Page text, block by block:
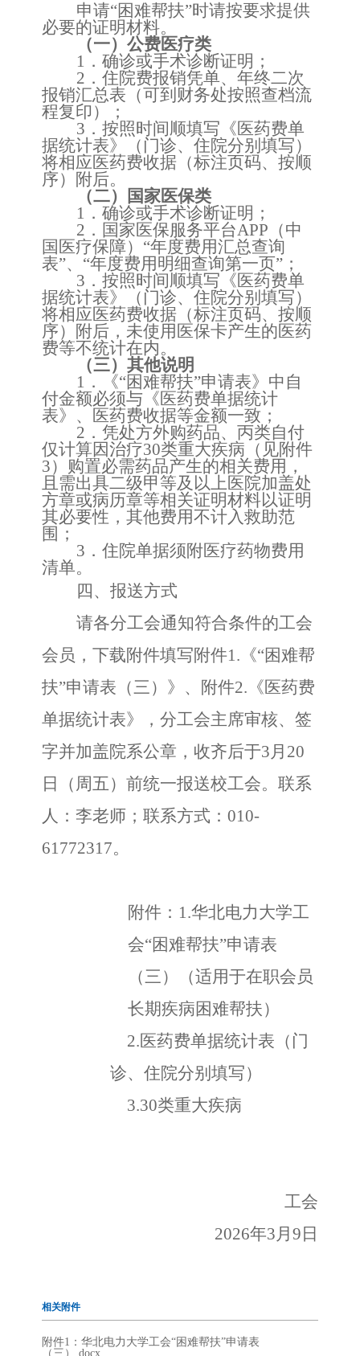
申请“困难帮扶”时请按要求提供
必要的证明材料。
（一）公费医疗类
1．确诊或手术诊断证明；
2．住院费报销凭单、年终二次
报销汇总表（可到财务处按照查档流
程复印）；
3．按照时间顺填写《医药费单
据统计表》（门诊、住院分别填写）
将相应医药费收据（标注页码、按顺
序）附后。
（二）国家医保类
1．确诊或手术诊断证明；
2．国家医保服务平台APP（中
国医疗保障）“年度费用汇总查询
表”、“年度费用明细查询第一页”；
3．按照时间顺填写《医药费单
据统计表》（门诊、住院分别填写）
将相应医药费收据（标注页码、按顺
序）附后，未使用医保卡产生的医药
费等不统计在内。
（三）其他说明
1．《“困难帮扶”申请表》中自
付金额必须与《医药费单据统计
表》、医药费收据等金额一致；
2．凭处方外购药品、丙类自付
仅计算因治疗30类重大疾病（见附件
3）购置必需药品产生的相关费用，
且需出具二级甲等及以上医院加盖处
方章或病历章等相关证明材料以证明
其必要性，其他费用不计入救助范
围；
3 ．住院单据须附医疗药物费用
清单。
四、报送方式
请各分工会通知符合条件的工会
会员，下载附件填写附件1. 《“困难帮
扶”申请表（三）》、附件2. 《医药费
单据统计表》，分工会主席审核、签
字并加盖院系公章，收齐后于3月 20
日（周五）前统一报送校工会。联系
人：李老师；联系方式：010-
61772317。
附件： 1.华北电力大学工
会“困难帮扶”申请表
（三）（适用于在职会员
长期疾病困难帮扶）
2.医药费单据统计表 （门
诊、住院分别填写）
3.30类重大疾病
工会
2026年3月 9 日
相关附件
附件1：华北电力大学工会“困难帮扶”申请表
（三）.docx